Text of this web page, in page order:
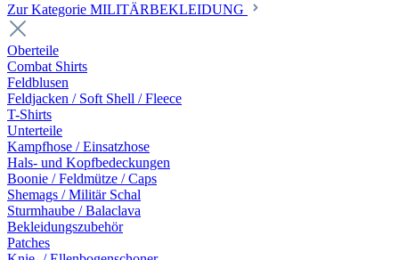
Zur Kategorie MILITÄRBEKLEIDUNG
Oberteile
Combat Shirts
Feldblusen
Feldjacken / Soft Shell / Fleece
T-Shirts
Unterteile
Kampfhose / Einsatzhose
Hals- und Kopfbedeckungen
Boonie / Feldmütze / Caps
Shemags / Militär Schal
Sturmhaube / Balaclava
Bekleidungszubehör
Patches